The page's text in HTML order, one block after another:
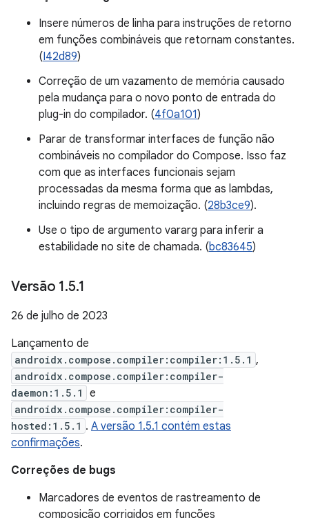
Insere números de linha para instruções de retorno
em funções combináveis que retornam constantes.
(I42d89)
Correção de um vazamento de memória causado
pela mudança para o novo ponto de entrada do
plug-in do compilador. (4f0a101)
Parar de transformar interfaces de função não
combináveis no compilador do Compose. Isso faz
com que as interfaces funcionais sejam
processadas da mesma forma que as lambdas,
incluindo regras de memoização. (28b3ce9).
Use o tipo de argumento vararg para inferir a
estabilidade no site de chamada. (bc83645)
Versão 1.5.1
26 de julho de 2023
Lançamento de
androidx.compose.compiler:compiler:1.5.1 ,
androidx.compose.compiler:compiler-
daemon:1.5.1
e
androidx.compose.compiler:compiler-
hosted:1.5.1 . A versão 1.5.1 contém estas
confirmações.
Correções de bugs
Marcadores de eventos de rastreamento de
composição corrigidos em funções